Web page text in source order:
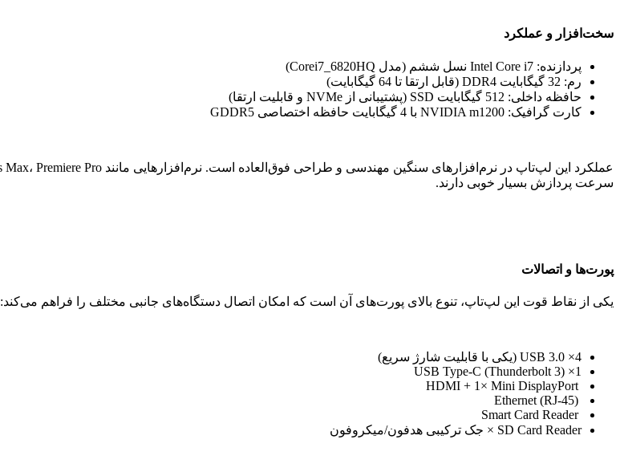
سخت‌افزار و عملکرد
پردازنده: Intel Core i7 نسل ششم (مدل Corei7_6820HQ)
رم: 32 گیگابایت DDR4 (قابل ارتقا تا 64 گیگابایت)
حافظه داخلی: 512 گیگابایت SSD (پشتیبانی از NVMe و قابلیت ارتقا)
کارت گرافیک: NVIDIA m1200 با 4 گیگابایت حافظه اختصاصی GDDR5
سرعت پردازش بسیار خوبی دارند.
پورت‌ها و اتصالات
یکی از نقاط قوت این لپ‌تاپ، تنوع بالای پورت‌های آن است که امکان اتصال دستگاه‌های جانبی مختلف را فراهم می‌کند:
4× USB 3.0 (یکی با قابلیت شارژ سریع)
1× USB Type-C (Thunderbolt 3)
Smart Card Reader
SD Card Reader × جک ترکیبی هدفون/میکروفون